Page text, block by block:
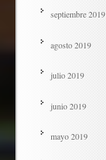
septiembre 2019
agosto 2019
julio 2019
junio 2019
mayo 2019